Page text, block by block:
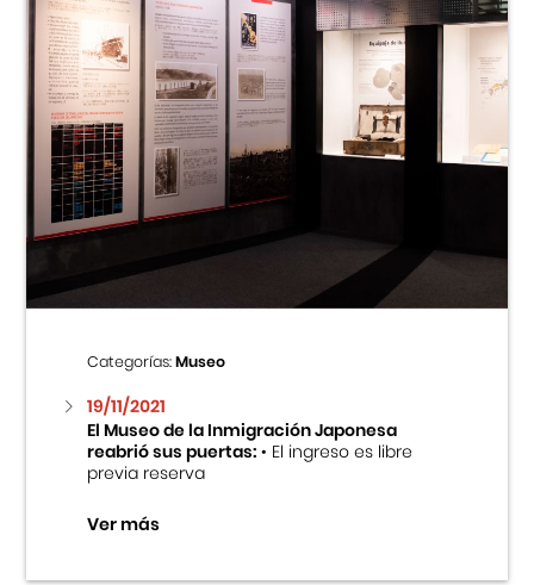
Categorías:Museo
19/11/2021
El Museo de la Inmigración Japonesa
reabrió sus puertas:• El ingreso es libre
previa reserva
Ver más